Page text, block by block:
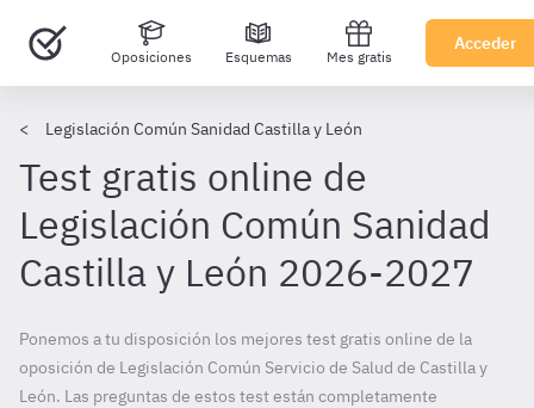
Oposiciones Esquemas Mes gratis
Acceder
Legislación Común Sanidad Castilla y León
Test gratis online de
Legislación Común Sanidad
Castilla y León 2026-2027
Ponemos a tu disposición los mejores test gratis online de la
oposición de Legislación Común Servicio de Salud de Castilla y
León. Las preguntas de estos test están completamente